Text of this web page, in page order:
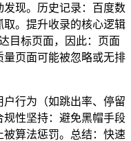
现。历史记录：百度数
。提升收录的核心逻辑
目标页面，因此：页面
页面可能被忽略或无排
行为（如跳出率、停留
规性坚持：避免黑帽手段
被算法惩罚。总结：快速